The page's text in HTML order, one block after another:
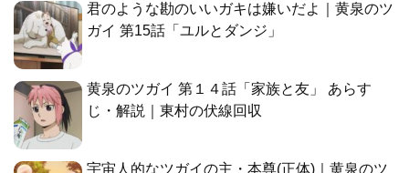
君のような勘のいいガキは嫌いだよ｜黄泉のツ
ガイ 第15話「ユルとダンジ」
黄泉のツガイ 第１４話「家族と友」 あらす
じ・解説｜東村の伏線回収
宇宙人的なツガイの主・本尊(正体)｜黄泉のツ